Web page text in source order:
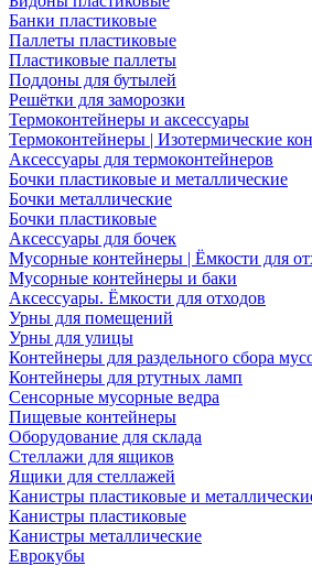
Банки пластиковые
Паллеты пластиковые
Пластиковые паллеты
Поддоны для бутылей
Решётки для заморозки
Термоконтейнеры и аксессуары
Термоконтейнеры | Изотермические
Аксессуары для термоконтейнеров
Бочки пластиковые и металлические
Бочки металлические
Бочки пластиковые
Аксессуары для бочек
Мусорные контейнеры | Ёмкости для
Мусорные контейнеры и баки
Аксессуары. Ёмкости для отходов
Урны для помещений
Урны для улицы
Контейнеры для раздельного сбора
Контейнеры для ртутных ламп
Сенсорные мусорные ведра
Пищевые контейнеры
Оборудование для склада
Стеллажи для ящиков
Ящики для стеллажей
Канистры пластиковые и
Канистры пластиковые
Канистры металлические
Еврокубы